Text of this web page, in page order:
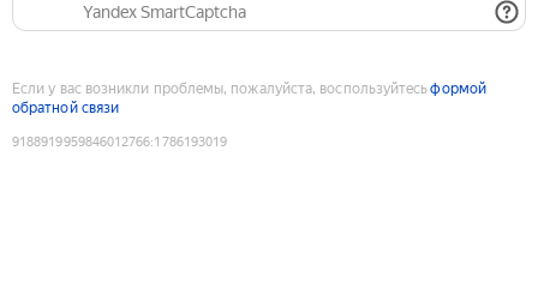
Yandex SmartCaptcha
Если у вас возникли проблемы, пожалуйста, воспользуйтесьформой
обратной связи
9188919959846012766:1786193019